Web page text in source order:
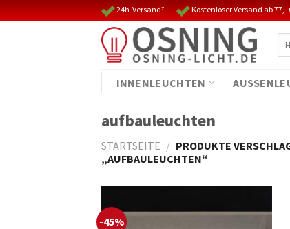
Skip
to
24h-Versand⁷ Kostenloser Versand ab 77,-
INNENLEUCHTEN
aufbauleuchten
STARTSEITE / PRODUKTE
„AUFBAULEUCHTEN“
-45%